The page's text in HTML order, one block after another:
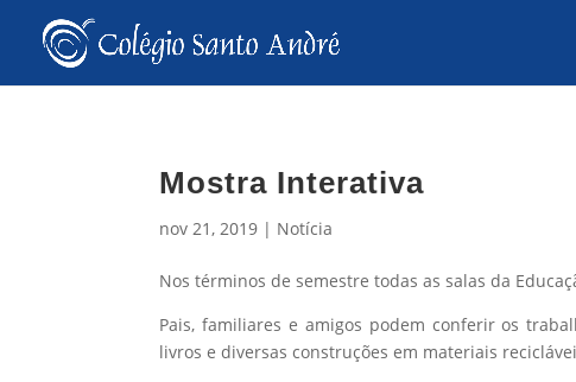
Mostra Interativa
nov 21, 2019 | Notícia
Nos términos de semestre todas as salas da
Pais, familiares e amigos podem conferir os
livros e diversas construções em materiais